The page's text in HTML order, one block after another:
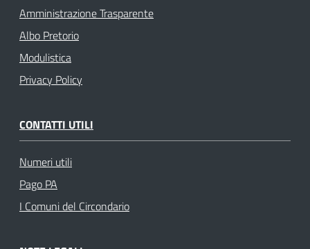
Amministrazione Trasparente
Albo Pretorio
Modulistica
Privacy Policy
CONTATTI UTILI
Numeri utili
Pago PA
I Comuni del Circondario